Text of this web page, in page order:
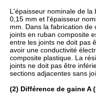
L'épaisseur nominale de
0,15 mm et l'épaisseur
mm. Dans la fabrication
joints en ruban composite
entre les joints ne doit pas
avoir une conductivité
composite plastique. La
joints ne doit pas être
sections adjacentes sans
(2) Différence de gaine A